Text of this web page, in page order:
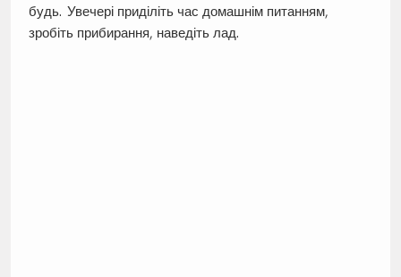
будь. Увечері приділіть час домашнім питанням,
зробіть прибирання, наведіть лад.